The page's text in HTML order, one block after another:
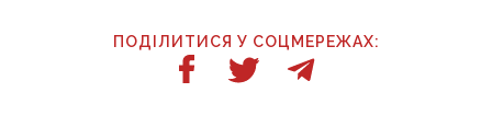
ПОДІЛИТИСЯ У СОЦМЕРЕЖАХ: